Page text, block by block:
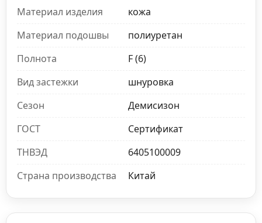
Материал изделия
кожа
Материал подошвы
полиуретан
Полнота
F (6)
Вид застежки
шнуровка
Сезон
Демисизон
ГОСТ
Сертификат
ТНВЭД
6405100009
Страна производства
Китай